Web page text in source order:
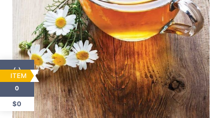
0
ITEM
$0